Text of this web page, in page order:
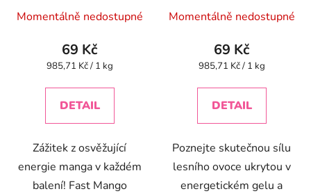
Momentálně nedostupné
69 Kč
Měrná
985,71 Kč / 1 kg
DETAIL
Zážitek z osvěžující
energie manga v každém
balení! Fast Mango
Momentálně nedostupné
69 Kč
Měrná
985,71 Kč / 1 kg
DETAIL
Poznejte skutečnou sílu
lesního ovoce ukrytou v
energetickém gelu a